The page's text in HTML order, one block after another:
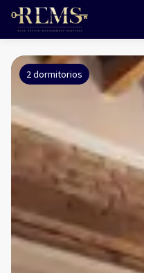
2 dormitorios